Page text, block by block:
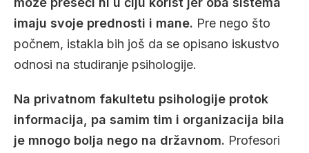
imaju svoje prednosti i mane. Pre nego što
počnem, istakla bih još da se opisano iskustvo
odnosi na studiranje psihologije.
Na privatnom fakultetu psihologije protok
informacija, pa samim tim i organizacija bila
je mnogo bolja nego na državnom. Profesori